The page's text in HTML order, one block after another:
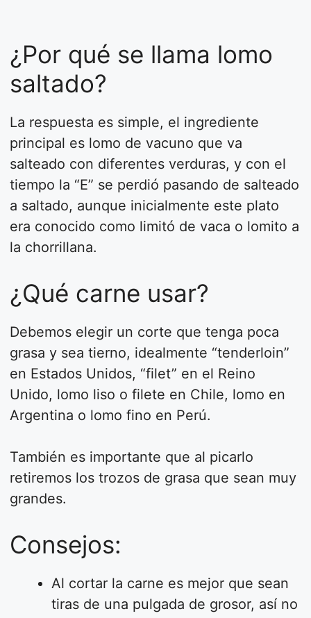
¿Por qué se llama lomo
saltado?
La respuesta es simple, el ingrediente
principal es lomo de vacuno que va
salteado con diferentes verduras, y con el
tiempo la “E” se perdió pasando de salteado
a saltado, aunque inicialmente este plato
era conocido como limitó de vaca o lomito a
la chorrillana.
¿Qué carne usar?
Debemos elegir un corte que tenga poca
grasa y sea tierno, idealmente “tenderloin”
en Estados Unidos, “filet” en el Reino
Unido, lomo liso o filete en Chile, lomo en
Argentina o lomo fino en Perú.
También es importante que al picarlo
retiremos los trozos de grasa que sean muy
grandes.
Consejos:
Al cortar la carne es mejor que sean
tiras de una pulgada de grosor, así no